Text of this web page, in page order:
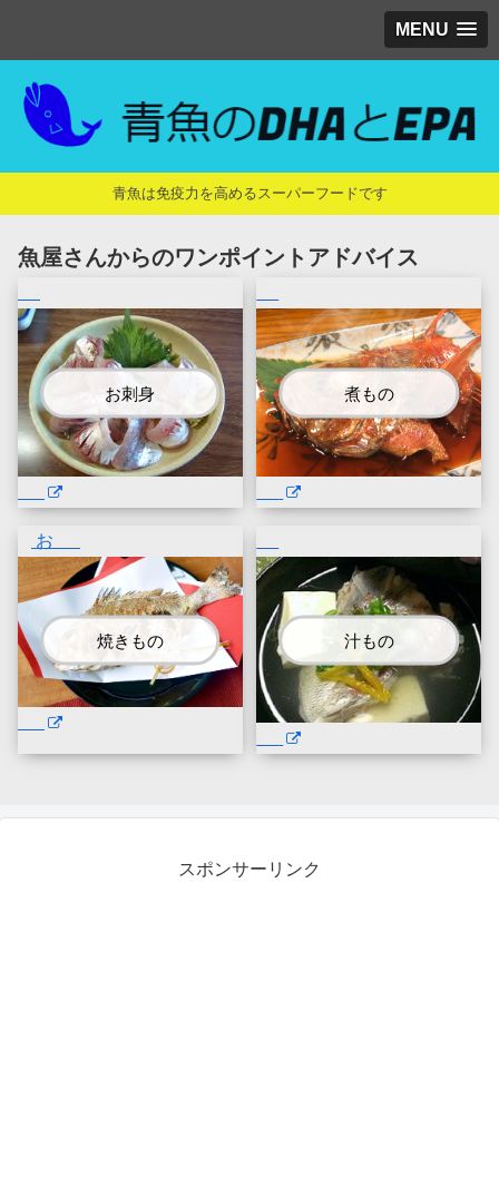
MENU
青魚は免疫力を高めるスーパーフードです
魚屋さんからのワンポイントアドバイス
お刺身 煮もの
お
焼きもの 汁もの
スポンサーリンク